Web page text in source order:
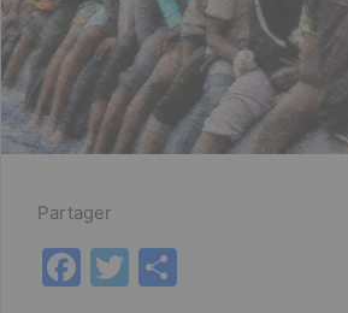
Partager
F
T